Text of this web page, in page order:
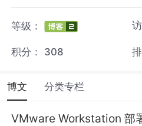
等级：
积分： 308
博文 分类专栏
VMware Workstation 部